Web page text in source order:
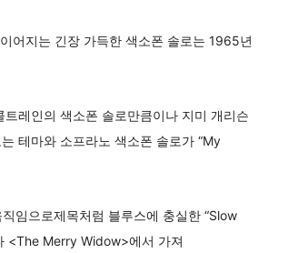
어지는 긴장 가득한 색소폰 솔로는 1965년
레인의 색소폰 솔로만큼이나 지미 개리슨
테마와 소프라노 색소폰 솔로가 “My
임으로제목처럼 블루스에 충실한 “Slow
<The Merry Widow>에서 가져